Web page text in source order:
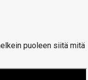
puoleen siitä mitä